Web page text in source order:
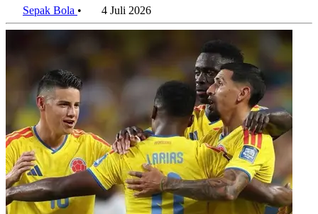
Sepak Bola • 4 Juli 2026